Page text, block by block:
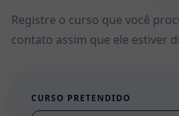
Combos
de
Cursos
Técnicos
Registre o curso que você
contato assim que ele estiver
CURSO PRETENDIDO